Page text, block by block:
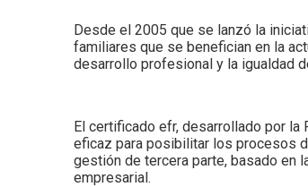
Desde el 2005 que se lanzó la
familiares que se benefician en la
desarrollo profesional y la igualdad
El certificado efr, desarrollado por la
eficaz para posibilitar los procesos
gestión de tercera parte, basado en
empresarial.